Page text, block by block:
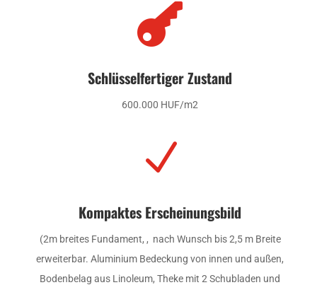

Schlüsselfertiger Zustand
600.000 HUF/m2
N
Kompaktes Erscheinungsbild
(2m breites Fundament, , nach Wunsch bis 2,5 m Breite
erweiterbar. Aluminium Bedeckung von innen und außen,
Bodenbelag aus Linoleum, Theke mit 2 Schubladen und